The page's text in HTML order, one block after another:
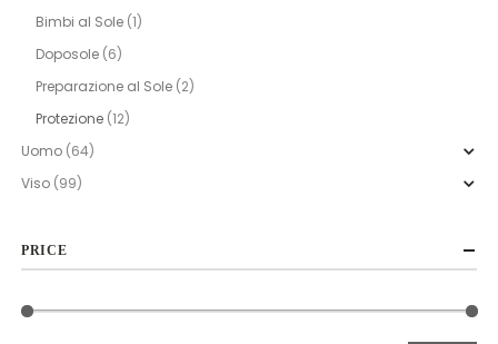
Bimbi al Sole (1)
Doposole (6)
Preparazione al Sole (2)
Protezione (12)
Uomo (64)
Viso (99)
PRICE